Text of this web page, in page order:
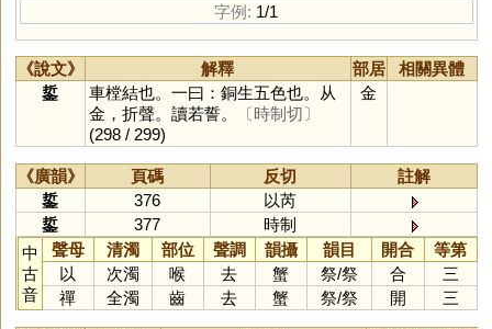
字例: 1/1
《說文》 解釋 部居
相關異體
銴
車樘結也。一曰：銅生五色也。从
金，折聲。讀若誓。
〔時制切〕
(298 / 299)
金
《廣韻》 頁碼 反切
註解
銴
376
以芮
銴
377
時制
中
古
音
聲母 清濁 部位 聲調 韻攝 韻目 開合
等第
以
次濁 喉 去 蟹 祭/祭 合
三
禪
全濁 齒 去 蟹 祭/祭 開 三